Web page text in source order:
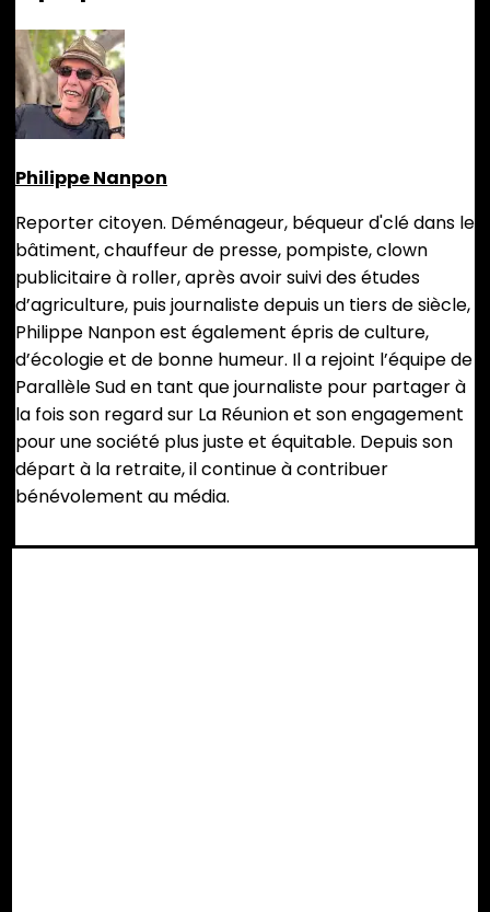
Philippe Nanpon
Reporter citoyen. Déménageur, béqueur d'clé dans le
bâtiment, chauffeur de presse, pompiste, clown
publicitaire à roller, après avoir suivi des études
d’agriculture, puis journaliste depuis un tiers de siècle,
Philippe Nanpon est également épris de culture,
d’écologie et de bonne humeur. Il a rejoint l’équipe de
Parallèle Sud en tant que journaliste pour partager à
la fois son regard sur La Réunion et son engagement
pour une société plus juste et équitable. Depuis son
départ à la retraite, il continue à contribuer
bénévolement au média.